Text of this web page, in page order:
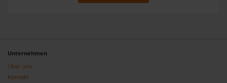
Unternehmen
Über uns
Kontakt